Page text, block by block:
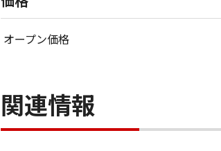
オープン価格
関連情報